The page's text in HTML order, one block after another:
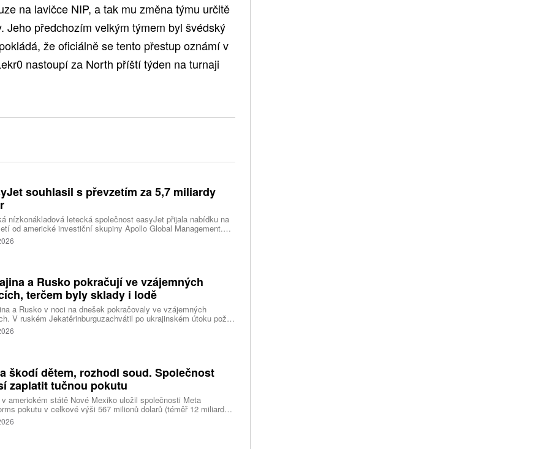
na lavičce NIP, a tak mu změna týmu určitě
Jeho předchozím velkým týmem byl švédský
že oficiálně se tento přestup oznámí v
nastoupí za North příští týden na turnaji
souhlasil s převzetím za 5,7 miliardy
nízkonákladová letecká společnost easyJet přijala nabídku na
od americké investiční skupiny Apollo Global Management.
oceňuje aerolinku na 5,7 miliardy liber, tedy přibližně 162
korun.
a Rusko pokračují ve vzájemných
terčem byly sklady i lodě
a Rusko v noci na dnešek pokračovaly ve vzájemných
V ruském Jekatěrinburguzachvátil po ukrajinském útoku požár
centrum ruského internetového prodejce Wildberries.
o tom informovala bez podrobností na síti Telegram.
škodí dětem, rozhodl soud. Společnost
zaplatit tučnou pokutu
americkém státě Nové Mexiko uložil společnosti Meta
pokutu v celkové výši 567 milionů dolarů (téměř 12 miliard
za újmu, kterou její platformy Facebook a Instagram působí
lidem. Firma musí změnit způsob ověřování věku.